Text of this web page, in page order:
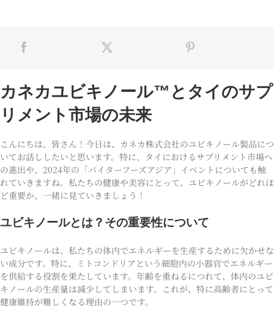
カネカユビキノール™とタイのサプ
リメント市場の未来
こんにちは、皆さん！今日は、カネカ株式会社のユビキノール製品につ
いてお話ししたいと思います。特に、タイにおけるサプリメント市場へ
の進出や、2024年の「バイターフーズアジア」イベントについても触
れていきますね。私たちの健康や美容にとって、ユビキノールがどれほ
ど重要か、一緒に見ていきましょう！
ユビキノールとは？その重要性について
ユビキノールは、私たちの体内でエネルギーを生産するために欠かせな
い成分です。特に、ミトコンドリアという細胞内の小器官でエネルギー
を供給する役割を果たしています。年齢を重ねるにつれて、体内のユビ
キノールの生産量は減少してしまいます。これが、特に高齢者にとって
健康維持が難しくなる理由の一つです。